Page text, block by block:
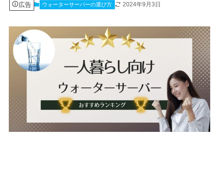
広告 ウォーターサーバーの選び方 2024年9月3日